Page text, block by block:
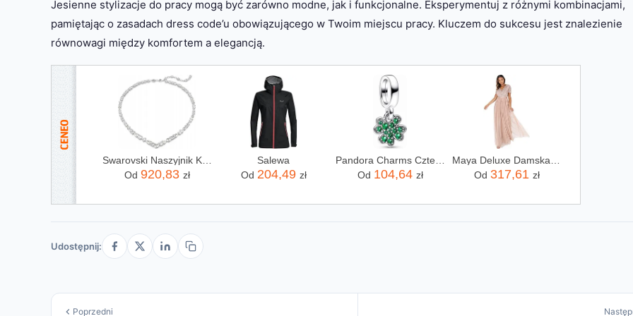
Jesienne stylizacje do pracy mogą być zarówno modne, jak i funkcjonalne. Eksperymentuj z różnymi kombinacjami,
pamiętając o zasadach dress code’u obowiązującego w Twoim miejscu pracy. Kluczem do sukcesu jest znalezienie
równowagi między komfortem a elegancją.
Swarovski Naszyjnik Kolia Mesmera 5665242
Od 920,83 zł
Salewa
Od 204,49 zł
Od 104,64 zł
Od 317,61 zł
Udostępnij:
Poprzedni